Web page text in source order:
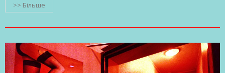
>> Більше